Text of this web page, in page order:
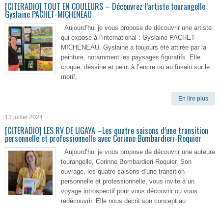
[CITERADIO] TOUT EN COULEURS – Découvrez l’artiste tourangelle
Gyslaine PACHET-MICHENEAU
Aujourd’hui je vous propose de découvrir une artiste
qui expose à l’international : Gyslaine PACHET-
MICHENEAU. Gyslaine a toujours été attirée par la
peinture, notamment les paysages figuratifs. Elle
croque, dessine et peint à l’encre ou au fusain sur le
motif,
En lire plus
13 juillet 2024
[CITERADIO] LES RV DE LIGAYA –Les quatre saisons d’une transition
personnelle et professionnelle avec Corinne Bombardieri-Roquier
Aujourd’hui je vous propose de découvrir une auteure
tourangelle, Corinne Bombardieri-Roquier. Son
ouvrage, les quatre saisons d’une transition
personnelle et professionnelle, vous invite à un
voyage introspectif pour vous découvrir ou vous
redécouvrir. Elle nous décrit son concept au